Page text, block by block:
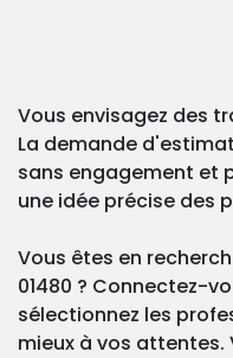
Vous envisagez des
La demande
sans engagement et
une idée précise des
Vous êtes en
01480 ? Connectez-
sélectionnez les
mieux à vos attentes.